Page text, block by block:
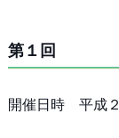
第１回
開催日時 平成